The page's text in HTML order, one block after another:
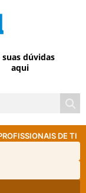
suas dúvidas
aqui
DE TI